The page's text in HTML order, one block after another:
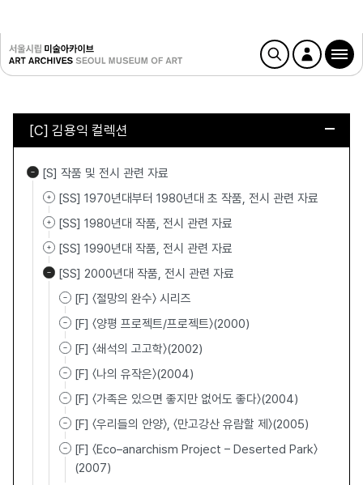
[C] 김용익 컬렉션
[S] 작품 및 전시 관련 자료
[SS] 1970년대부터 1980년대 초 작품, 전시 관련 자료
[SS] 1980년대 작품, 전시 관련 자료
[SS] 1990년대 작품, 전시 관련 자료
[SS] 2000년대 작품, 전시 관련 자료
[F] 〈절망의 완수〉 시리즈
[F] 〈양평 프로젝트/프로젝트〉(2000)
[F] 〈쇄석의 고고학〉(2002)
[F] 〈나의 유작은〉(2004)
[F] 〈가족은 있으면 좋지만 없어도 좋다〉(2004)
[F] 〈우리들의 안양〉, 〈만고강산 유람할 제〉(2005)
[F] 〈Eco–anarchism Project – Deserted Park〉
(2007)